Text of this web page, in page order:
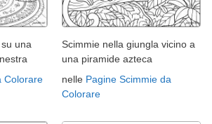
una
Colorare
Scimmie nella giungla vicino a
una piramide azteca
nelle Pagine Scimmie da
Colorare